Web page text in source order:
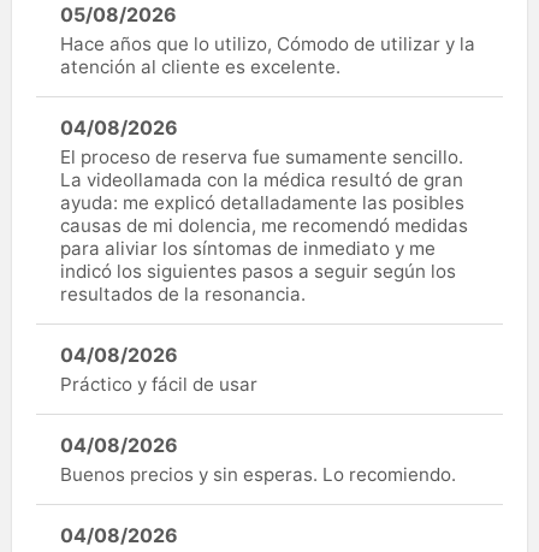
05/08/2026
Hace años que lo utilizo, Cómodo de utilizar y la
atención al cliente es excelente.
04/08/2026
El proceso de reserva fue sumamente sencillo.
La videollamada con la médica resultó de gran
ayuda: me explicó detalladamente las posibles
causas de mi dolencia, me recomendó medidas
para aliviar los síntomas de inmediato y me
indicó los siguientes pasos a seguir según los
resultados de la resonancia.
04/08/2026
Práctico y fácil de usar
04/08/2026
Buenos precios y sin esperas. Lo recomiendo.
04/08/2026